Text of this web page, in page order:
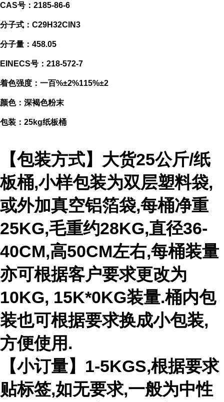
CAS号：2185-86-6
分子式：C29H32ClN3
分子量：458.05
EINECS号：218-572-7
着色强度：一百%±2%115%±2
颜色：深褐色粉末
包装：25kg纸板桶
【包装方式】大货25公斤/纸
板桶,小样包装为双层塑料袋,
或外加真空铝箔袋,每桶净重
25KG,毛重约28KG,直径36-
40CM,高50CM左右,每桶装量
亦可根据客户要求更改为
10KG, 15K*0KG装量.桶内包
装也可根据要求换成小包装,
方便使用.
【小订量】1-5KGS,根据要求
贴标签,如无要求,一般为中性